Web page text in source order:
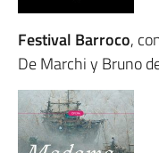
Festival Barroco,
De Marchi y Bruno